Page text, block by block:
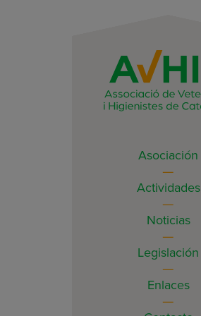
Asociación
Actividades
Noticias
Legislación
Enlaces